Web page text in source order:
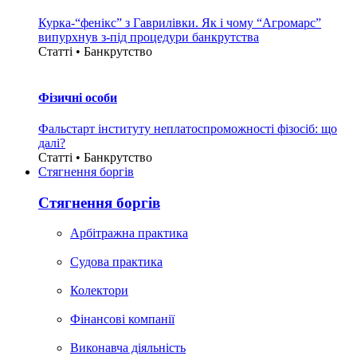
Курка-“фенікс” з Гаврилівки. Як і чому “Агромарс”
випурхнув з-під процедури банкрутства
Статті • Банкрутство
Фізичні особи
Фальстарт інституту неплатоспроможності фізосіб: що
далі?
Статті • Банкрутство
Стягнення боргiв
Стягнення боргiв
Арбітражна практика
Судова практика
Колектори
Фінансові компанії
Виконавча діяльність